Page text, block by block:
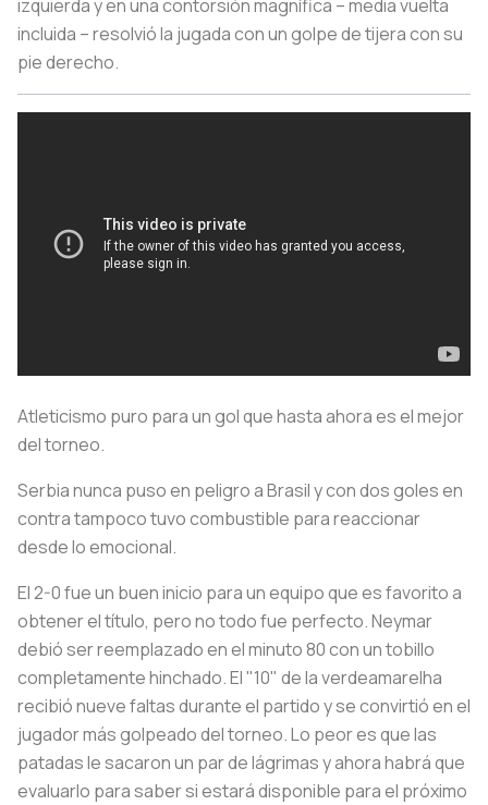
izquierda y en una contorsión magnífica – media vuelta
incluida – resolvió la jugada con un golpe de tijera con su
pie derecho.
Atleticismo puro para un gol que hasta ahora es el mejor
del torneo.
Serbia nunca puso en peligro a Brasil y con dos goles en
contra tampoco tuvo combustible para reaccionar
desde lo emocional.
El 2-0 fue un buen inicio para un equipo que es favorito a
obtener el título, pero no todo fue perfecto. Neymar
debió ser reemplazado en el minuto 80 con un tobillo
completamente hinchado. El "10" de la verdeamarelha
recibió nueve faltas durante el partido y se convirtió en el
jugador más golpeado del torneo. Lo peor es que las
patadas le sacaron un par de lágrimas y ahora habrá que
evaluarlo para saber si estará disponible para el próximo